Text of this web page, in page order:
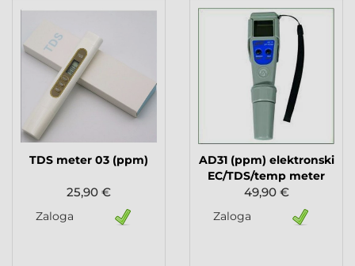
TDS meter 03 (ppm)
25,90 €
Zaloga
AD31 (ppm) elektronski
EC/TDS/temp meter
49,90 €
Zaloga